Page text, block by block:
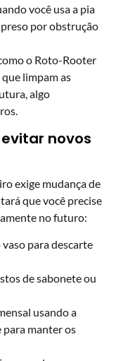
você usa a pia
preso por obstrução
o Roto-Rooter
limpam as
algo
novos
exige mudança de
que você precise
no futuro:
para descarte
de sabonete ou
usando a
manter os